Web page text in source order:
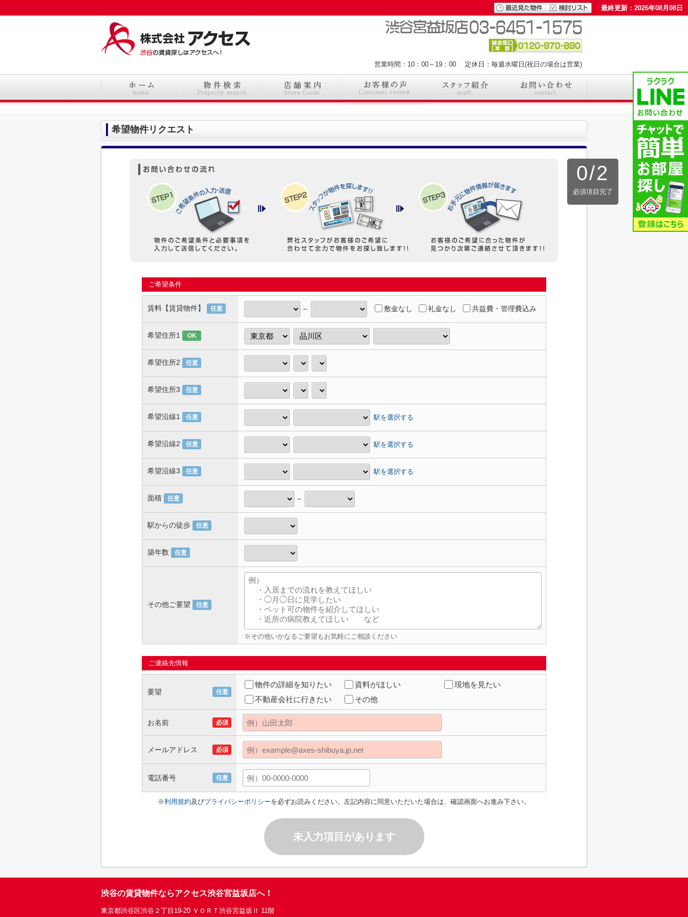
最終更新：2026年08月08日
営業時間：10：00～19：00 定休日：毎週水曜日(祝日の場合は営業)
希望物件リクエスト
0/2
必須項目完了
ご希望条件
賃料【賃貸物件】 任意 ～ 敷金なし 礼金なし 共益費・管理費込み
希望住所1 OK
希望住所2 任意
希望住所3 任意
希望沿線1 任意 駅を選択する
希望沿線2 任意 駅を選択する
希望沿線3 任意 駅を選択する
面積 任意 ～
駅からの徒歩 任意
築年数 任意
その他ご要望 任意
※その他いかなるご要望もお気軽にご相談ください
ご連絡先情報
要望 任意
物件の詳細を知りたい 資料がほしい
現地を見たい
不動産会社に行きたい
その他
お名前 必須
メールアドレス 必須
電話番号 任意
※利用規約及びプライバシーポリシーを必ずお読みください。左記内容に同意いただいた場合は、確認画面へお進み下さい。
未入力項目があります
渋谷の賃貸物件ならアクセス渋谷宮益坂店へ！
東京都渋谷区渋谷２丁目19-20 ＶＯＲＴ渋谷宮益坂Ⅱ 11階